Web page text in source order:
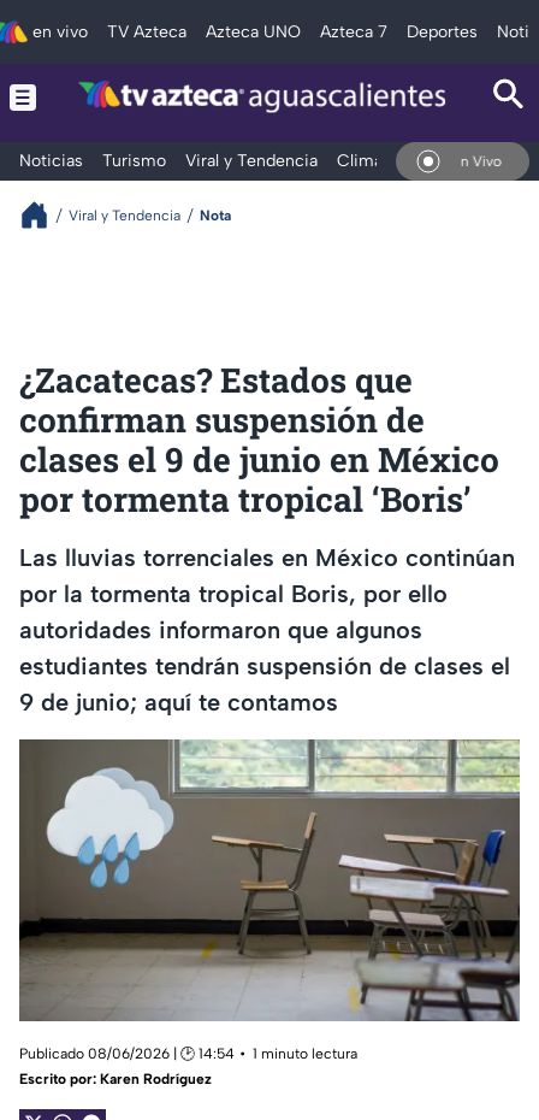
en vivo TV Azteca Azteca UNO Azteca 7 Deportes
Noticias Turismo Viral y Tendencia Clima DeportesEn Vivo
Viral y Tendencia Nota
¿Zacatecas? Estados que
confirman suspensión de
clases el 9 de junio en México
por tormenta tropical ‘Boris’
Las lluvias torrenciales en México continúan
por la tormenta tropical Boris, por ello
autoridades informaron que algunos
estudiantes tendrán suspensión de clases el
9 de junio; aquí te contamos
Publicado 08/06/2026 | 🕑 14:54
1 minuto lectura
Escrito por: Karen Rodríguez